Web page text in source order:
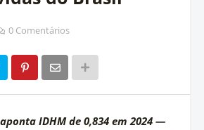
0 Comentários
IDHM de 0,834 em 2024 —